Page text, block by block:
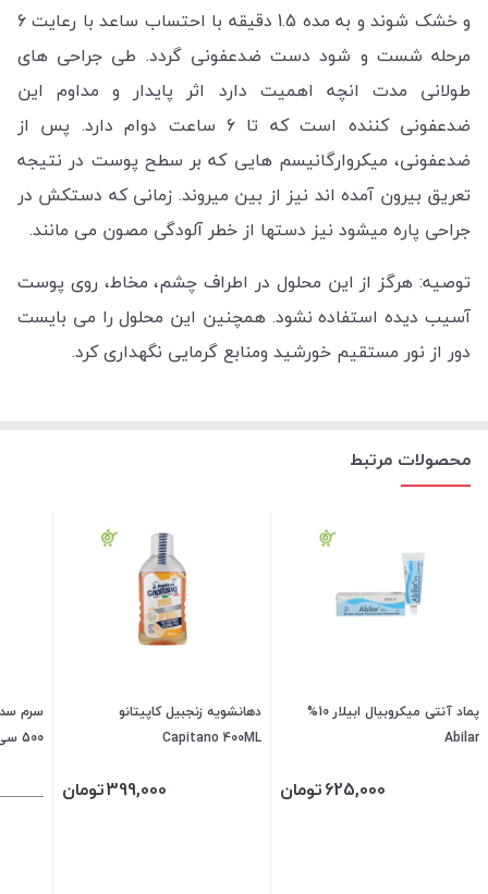
و خشک شوند و به مده 1.5 دقیقه با احتساب ساعد با رعایت 6
مرحله شست و شود دست ضدعفونی گردد. طی جراحی های
طولانی مدت انچه اهمیت دارد اثر پایدار و مداوم این
ضدعفونی کننده است که تا 6 ساعت دوام دارد. پس از
ضدعفونی، میکروارگانیسم هایی که بر سطح پوست در نتیجه
تعریق بیرون آمده اند نیز از بین میروند. زمانی که دستکش در
جراحی پاره میشود نیز دستها از خطر آلودگی مصون می مانند.
توصیه: هرگز از این محلول در اطراف چشم، مخاط، روی پوست
آسیب دیده استفاده نشود. همچنین این محلول را می بایست
دور از نور مستقیم خورشید ومنابع گرمایی نگهداری کرد.
محصولات مرتبط
پماد آنتی میکروبیال ابیلار 10%
Abilar
625,000تومان
دهانشویه زنجبیل کاپیتانو
Capitano 400ML
399,000تومان
500 سی سی